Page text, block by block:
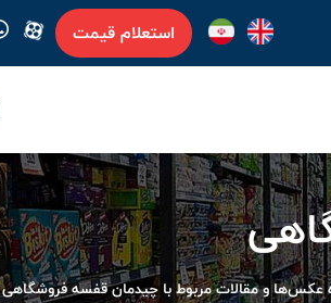
استعلام قیمت
و مقالات مربوط با چیدمان قفسه فروشگاهی